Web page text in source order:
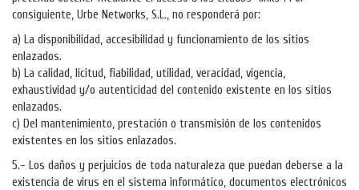
consiguiente, Urbe Networks, S.L., no responderá por:
a) La disponibilidad, accesibilidad y funcionamiento de los sitios
enlazados.
b) La calidad, licitud, fiabilidad, utilidad, veracidad, vigencia,
exhaustividad y/o autenticidad del contenido existente en los sitios
enlazados.
c) Del mantenimiento, prestación o transmisión de los contenidos
existentes en los sitios enlazados.
5.- Los daños y perjuicios de toda naturaleza que puedan deberse a la
existencia de virus en el sistema informático, documentos electrónicos